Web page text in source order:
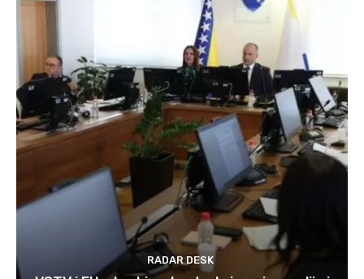
RADAR DESK